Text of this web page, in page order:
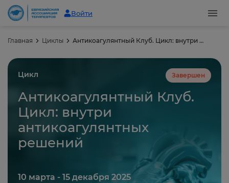
Войти
Главная Циклы Антикоагулянтный Клуб. Цикл: внутри антикоагулянтных решений
Цикл
Антикоагулянтный Клуб.
Цикл: внутри
антикоагулянтных
решений
10 марта - 15 декабря 2025
Завершен